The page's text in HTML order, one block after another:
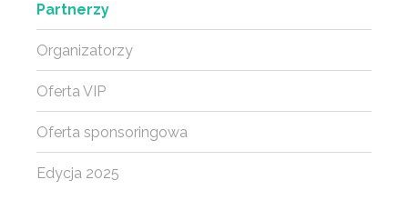
Partnerzy
Organizatorzy
Oferta VIP
Oferta sponsoringowa
Edycja 2025